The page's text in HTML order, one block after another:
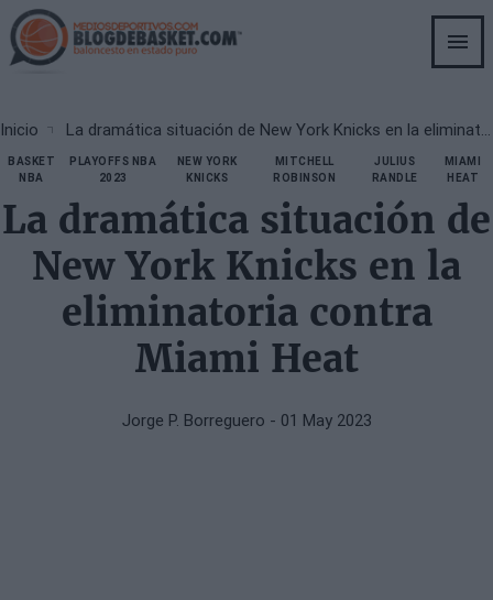
Skip
to
main
Breadcrumb
Inicio La dramática situación de New York Knicks en la eliminatoria contra Miami Heat
BASKET
NBA
PLAYOFFS NBA
2023
NEW YORK
KNICKS
MITCHELL
ROBINSON
JULIUS
RANDLE
MIAMI
HEAT
La dramática situación de
New York Knicks en la
eliminatoria contra
Miami Heat
Jorge P. Borreguero - 01 May 2023